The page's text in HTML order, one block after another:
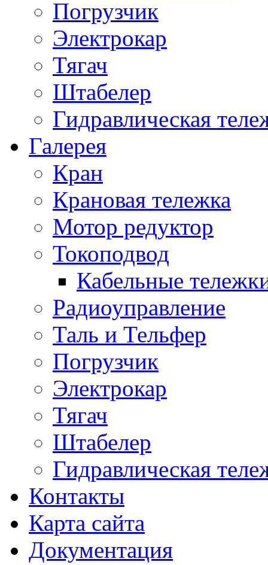
Погрузчик
Электрокар
Тягач
Штабелер
Гидравлическая
Галерея
Кран
Крановая тележка
Мотор редуктор
Токоподвод
Кабельные
Радиоуправление
Таль и Тельфер
Погрузчик
Электрокар
Тягач
Штабелер
Гидравлическая
Контакты
Карта сайта
Документация